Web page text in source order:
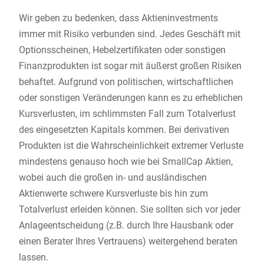
Wir geben zu bedenken, dass Aktieninvestments
immer mit Risiko verbunden sind. Jedes Geschäft mit
Optionsscheinen, Hebelzertifikaten oder sonstigen
Finanzprodukten ist sogar mit äußerst großen Risiken
behaftet. Aufgrund von politischen, wirtschaftlichen
oder sonstigen Veränderungen kann es zu erheblichen
Kursverlusten, im schlimmsten Fall zum Totalverlust
des eingesetzten Kapitals kommen. Bei derivativen
Produkten ist die Wahrscheinlichkeit extremer Verluste
mindestens genauso hoch wie bei SmallCap Aktien,
wobei auch die großen in- und ausländischen
Aktienwerte schwere Kursverluste bis hin zum
Totalverlust erleiden können. Sie sollten sich vor jeder
Anlageentscheidung (z.B. durch Ihre Hausbank oder
einen Berater Ihres Vertrauens) weitergehend beraten
lassen.